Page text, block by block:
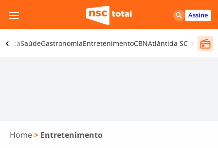
para
o
conteúdo
Assine
SaúdeGastronomiaEntretenimentoCBNAtlântida SC
Home > Entretenimento